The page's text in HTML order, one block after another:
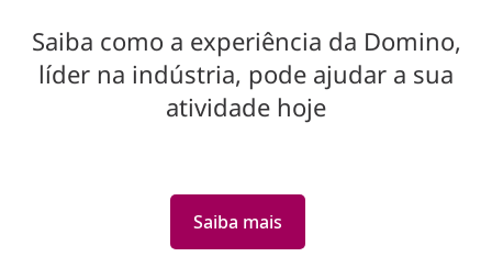
Saiba como a experiência da Domino,
líder na indústria, pode ajudar a sua
atividade hoje
Saiba mais